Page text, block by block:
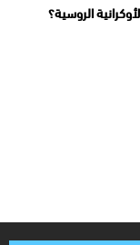
الروسية؟